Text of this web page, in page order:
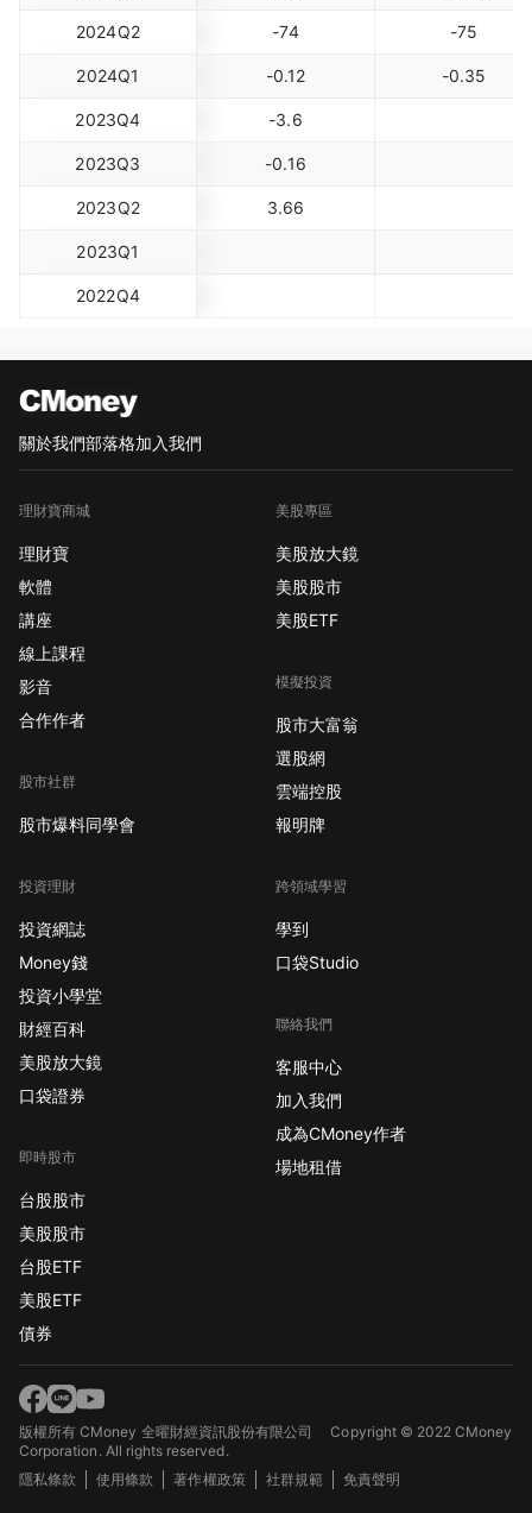
2024Q2 -74 -75
2024Q1 -0.12 -0.35
2023Q4 -3.6
2023Q3 -0.16
2023Q2 3.66
2023Q1
2022Q4
關於我們部落格加入我們
理財寶商城
理財寶
軟體
講座
線上課程
影音
合作作者
股市社群
股市爆料同學會
投資理財
投資網誌
Money錢
投資小學堂
財經百科
美股放大鏡
口袋證券
即時股市
台股股市
美股股市
台股ETF
美股ETF
債券
美股專區
美股放大鏡
美股股市
美股ETF
模擬投資
股市大富翁
選股網
雲端控股
報明牌
跨領域學習
學到
口袋Studio
聯絡我們
客服中心
加入我們
成為CMoney作者
場地租借
版權所有 CMoney 全曜財經資訊股份有限公司Copyright © 2022 CMoney
Corporation. All rights reserved.
隱私條款
使用條款 著作權政策 社群規範 免責聲明